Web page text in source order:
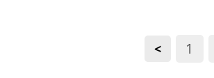
< 1